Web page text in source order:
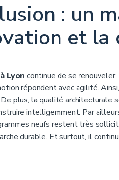
: un
et
Lyon continue de se
répondent avec agilité.
plus, la qualité architecturale
intelligemment. Par
neufs restent très
durable. Et surtout, il